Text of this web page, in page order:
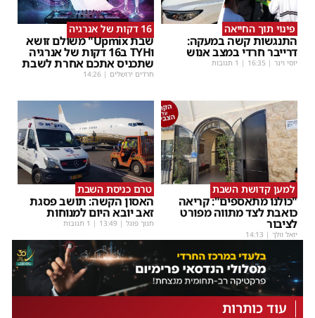
פינוי תוך החייאה
התנגשות קשה במעקה:
דרייבר חרדי במצב אנוש
יוסי וינר |
16:35 | 1 תגובות
16 דקות של אנרגיה
שבת Upmix" משולם זושא
וTYH ב16 דקות של אנרגיה
שתכניס אתכם אחרת לשבת
חרדים ירושלים |
14:26
למען קדושת השבת
"כולנו מתאספים": קריאה
כואבת לצד מתווה מפורט
לציבור
יואל וולך |
14:13
טרם כניסת השבת
האסון הקשה: תושב פסגת
זאב יובא היום למנוחות
חנוך פוגל |
13:49 | 1 תגובות
עוד כותרות